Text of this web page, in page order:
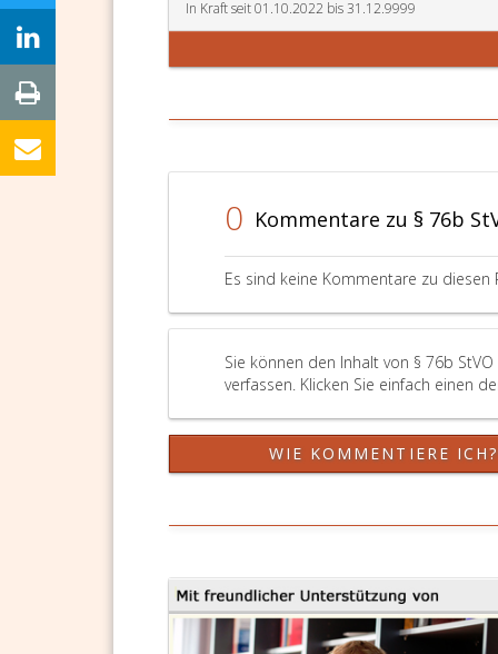
In Kraft seit 01.10.2022 bis 31.12.9999
0 Kommentare zu § 76b
Es sind keine Kommentare zu diesen
Sie können den Inhalt von § 76b
verfassen. Klicken Sie einfach einen
WIE KOMMENTIERE ICH?